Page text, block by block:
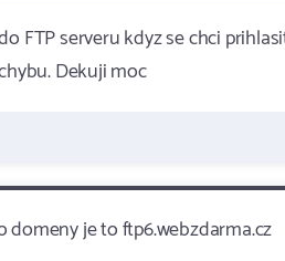
FTP serveru kdyz se chci
Dekuji moc
je to ftp6.webzdarma.cz